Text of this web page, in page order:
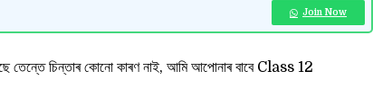
Join Now
তেন্তে চিন্তাৰ কোনো কাৰণ নাই, আমি আপোনাৰ বাবে Class 12